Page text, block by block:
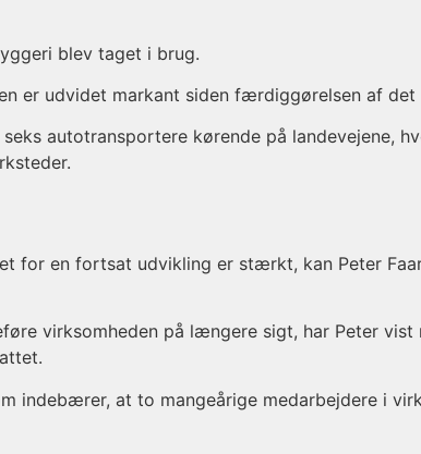
blev taget i brug.
er udvidet markant siden færdiggørelsen af
autotransportere kørende på landevejene,
for en fortsat udvikling er stærkt, kan Peter
virksomheden på længere sigt, har Peter vist
indebærer, at to mangeårige medarbejdere i